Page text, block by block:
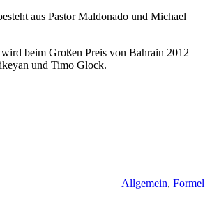
aus Pastor Maldonado und Michael
beim Großen Preis von Bahrain 2012
und Timo Glock.
Allgemein, Formel